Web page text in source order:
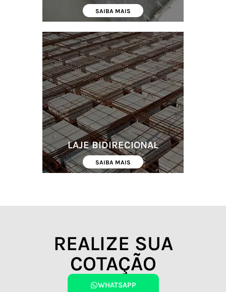
SAIBA MAIS
LAJE BIDIRECIONAL
SAIBA MAIS
REALIZE SUA
COTAÇÃO
WHATSAPP